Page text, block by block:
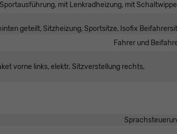
mit Lenkradheizung, mit
geteilt, Sitzheizung, Sportsitze, Isofix
Fahrer und
vorne links, elektr. Sitzverstellung rechts,